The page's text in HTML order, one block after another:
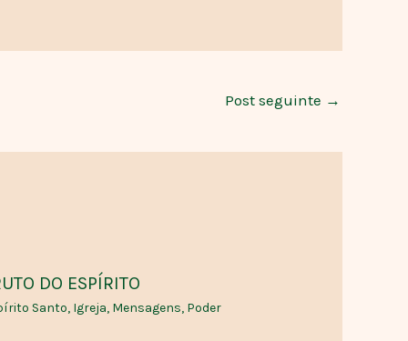
Post seguinte →
DO ESPÍRITO
Santo, Igreja, Mensagens, Poder